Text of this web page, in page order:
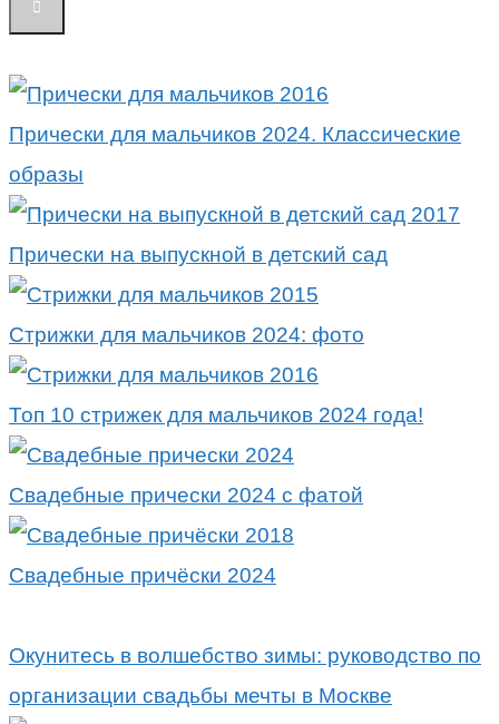
Прически для мальчиков 2024. Классические
образы
Прически на выпускной в детский сад
Стрижки для мальчиков 2024: фото
Топ 10 стрижек для мальчиков 2024 года!
Свадебные прически 2024 с фатой
Свадебные причёски 2024
Окунитесь в волшебство зимы: руководство по
организации свадьбы мечты в Москве